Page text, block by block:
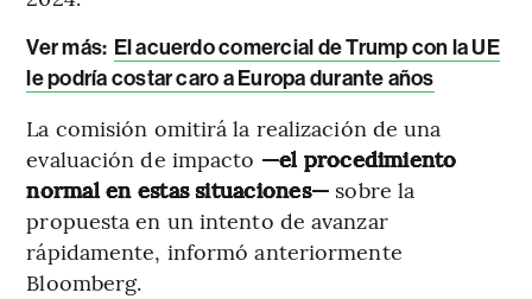
Ver más: El acuerdo comercial de Trump con la UE
le podría costar caro a Europa durante años
La comisión omitirá la realización de una
evaluación de impacto —el procedimiento
normal en estas situaciones— sobre la
propuesta en un intento de avanzar
rápidamente, informó anteriormente
Bloomberg.